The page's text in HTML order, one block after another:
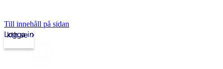
Till innehåll på sidan
kth.se
Logga in